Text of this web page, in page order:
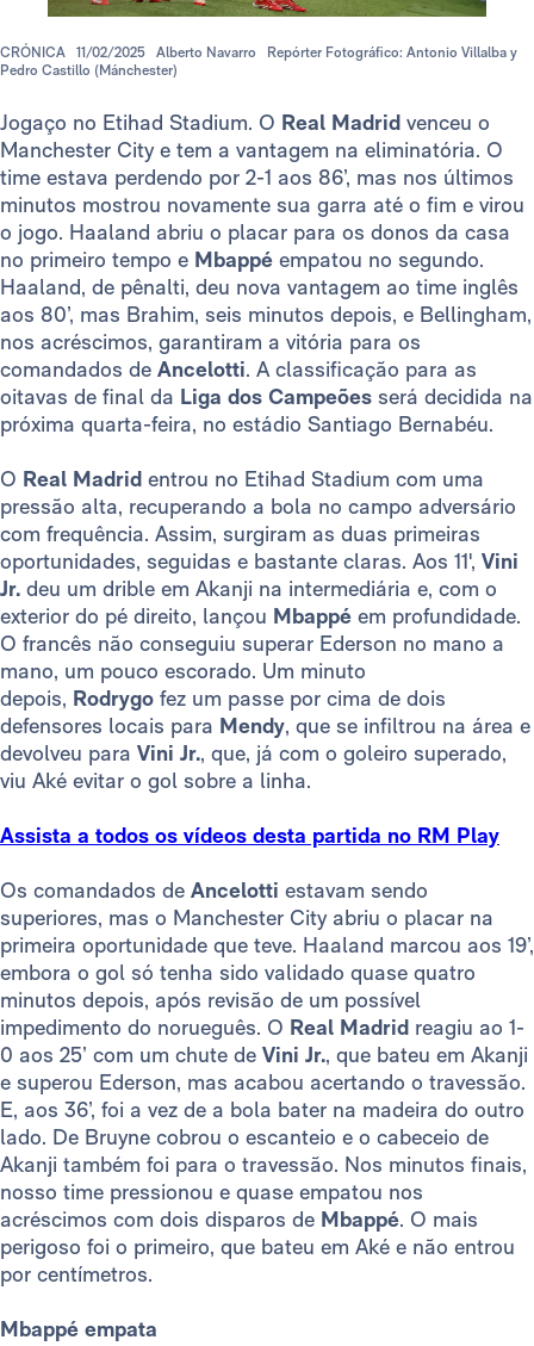
CRÓNICA 11/02/2025 Alberto Navarro
Repórter Fotográfico: Antonio Villalba y
Pedro Castillo (Mánchester)
Jogaço no Etihad Stadium. O Real Madrid venceu o
Manchester City e tem a vantagem na eliminatória. O
time estava perdendo por 2-1 aos 86’, mas nos últimos
minutos mostrou novamente sua garra até o fim e virou
o jogo. Haaland abriu o placar para os donos da casa
no primeiro tempo e Mbappé empatou no segundo.
Haaland, de pênalti, deu nova vantagem ao time inglês
aos 80’, mas Brahim, seis minutos depois, e Bellingham,
nos acréscimos, garantiram a vitória para os
comandados de Ancelotti. A classificação para as
oitavas de final da Liga dos Campeões será decidida na
próxima quarta-feira, no estádio Santiago Bernabéu.
O Real Madrid entrou no Etihad Stadium com uma
pressão alta, recuperando a bola no campo adversário
com frequência. Assim, surgiram as duas primeiras
oportunidades, seguidas e bastante claras. Aos 11', Vini
Jr. deu um drible em Akanji na intermediária e, com o
exterior do pé direito, lançou Mbappé em profundidade.
O francês não conseguiu superar Ederson no mano a
mano, um pouco escorado. Um minuto
depois, Rodrygo fez um passe por cima de dois
defensores locais para Mendy, que se infiltrou na área e
devolveu para Vini Jr., que, já com o goleiro superado,
viu Aké evitar o gol sobre a linha.
Assista a todos os vídeos desta partida no RM Play
Os comandados de Ancelotti estavam sendo
superiores, mas o Manchester City abriu o placar na
primeira oportunidade que teve. Haaland marcou aos 19’,
embora o gol só tenha sido validado quase quatro
minutos depois, após revisão de um possível
impedimento do norueguês. O Real Madrid reagiu ao 1-
0 aos 25’ com um chute de Vini Jr., que bateu em Akanji
e superou Ederson, mas acabou acertando o travessão.
E, aos 36’, foi a vez de a bola bater na madeira do outro
lado. De Bruyne cobrou o escanteio e o cabeceio de
Akanji também foi para o travessão. Nos minutos finais,
nosso time pressionou e quase empatou nos
acréscimos com dois disparos de Mbappé. O mais
perigoso foi o primeiro, que bateu em Aké e não entrou
por centímetros.
Mbappé empata